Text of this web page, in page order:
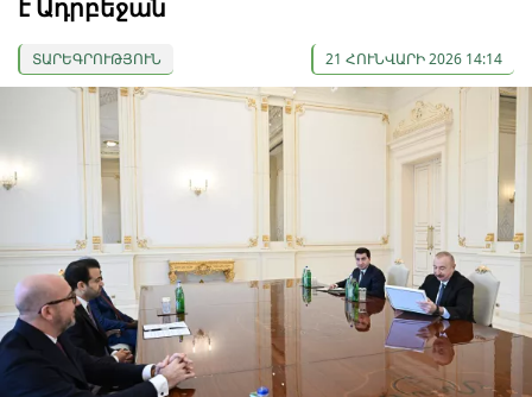
է Ադրբեջան
ՏԱՐԵԳՐՈՒԹՅՈՒՆ 21 ՀՈՒՆՎԱՐԻ 2026 14:14